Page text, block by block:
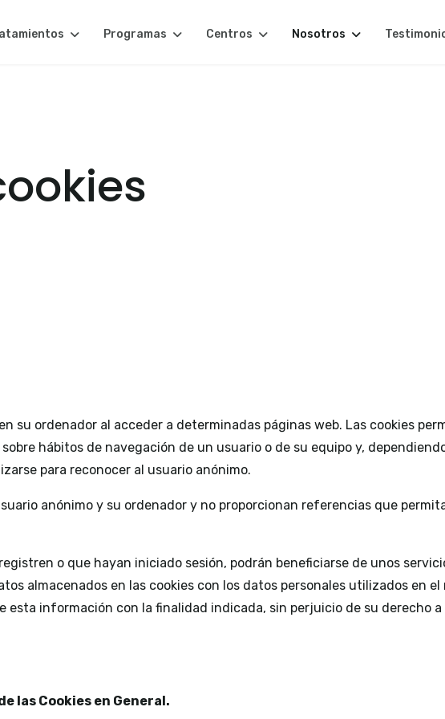
Programas Centros Nosotros
su ordenador al acceder a determinadas páginas web. Las cookies
hábitos de navegación de un usuario o de su equipo y,
para reconocer al usuario anónimo.
anónimo y su ordenador y no proporcionan referencias que
o que hayan iniciado sesión, podrán beneficiarse de unos
almacenados en las cookies con los datos personales utilizados en
esta información con la finalidad indicada, sin perjuicio de su derecho
las Cookies en General.